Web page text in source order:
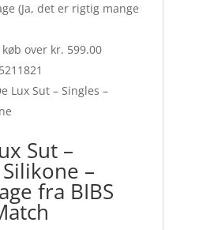
(Ja, det er rigtig mange
over kr. 599.00
Lux Sut – Singles –
Sut –
–
fra BIBS